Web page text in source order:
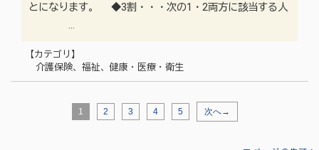
とになります。 ◆3割・・・次の1・2両方に該当する人
…
【カテゴリ】
介護保険、福祉、健康・医療・衛生
1 2 3 4 5 次へ→